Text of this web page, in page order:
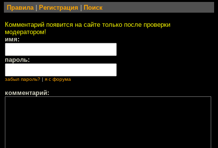
Правила| Регистрация Поиск
Комментарий появится на сайте только после проверки
модератором!
имя:
пароль:
забыл пароль? я с форума
комментарий: